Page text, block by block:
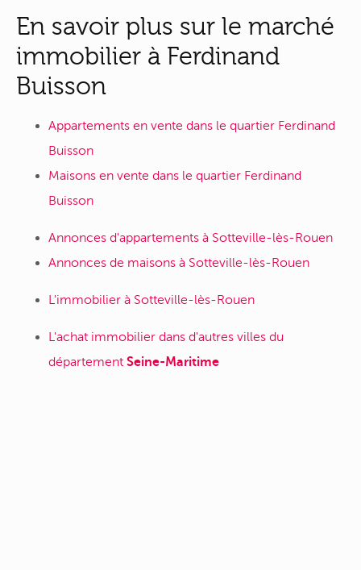
En savoir plus sur le marché
immobilier à Ferdinand
Buisson
Appartements en vente dans le quartier Ferdinand
Buisson
Maisons en vente dans le quartier Ferdinand
Buisson
Annonces d'appartements à Sotteville-lès-Rouen
Annonces de maisons à Sotteville-lès-Rouen
L'immobilier à Sotteville-lès-Rouen
L'achat immobilier dans d'autres villes du
département Seine-Maritime